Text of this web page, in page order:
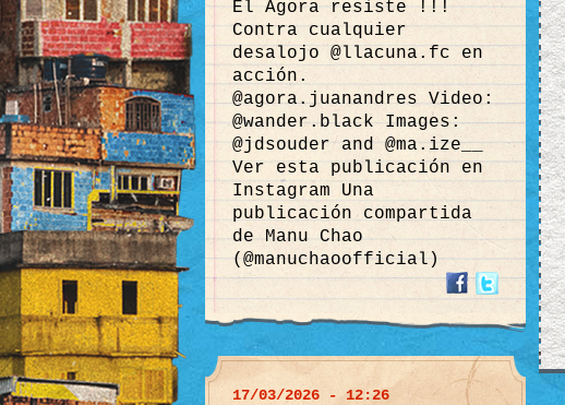
El Agora resiste !!!
Contra cualquier
desalojo @llacuna.fc en
acción.
@agora.juanandres Video:
@wander.black Images:
@jdsouder and @ma.ize__
Ver esta publicación en
Instagram Una
publicación compartida
de Manu Chao
(@manuchaoofficial)
17/03/2026 - 12:26